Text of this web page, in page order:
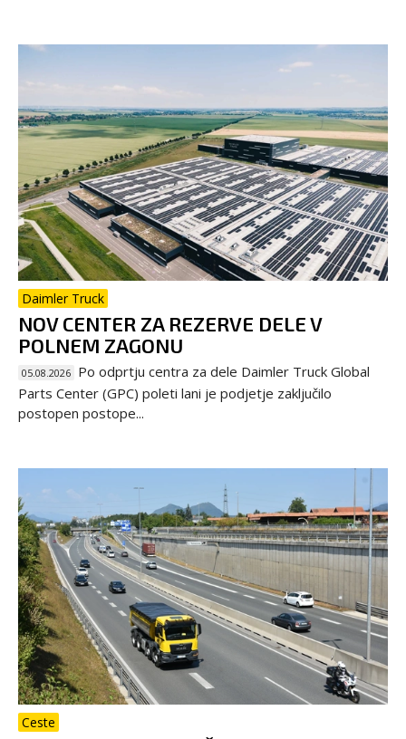
Daimler Truck
NOV CENTER ZA REZERVE DELE V
POLNEM ZAGONU
05.08.2026 Po odprtju centra za dele Daimler Truck Global
Parts Center (GPC) poleti lani je podjetje zaključilo
postopen postope...
Ceste